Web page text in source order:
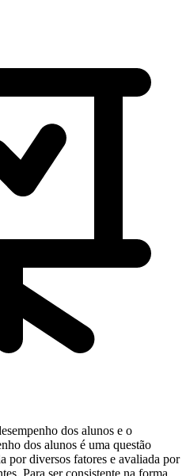
dos alunos e o
dos alunos é uma questão
por diversos fatores e avaliada por
Para ser consistente na forma